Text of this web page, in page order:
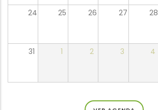
24 25 26 27 28
31 1 2 3 4